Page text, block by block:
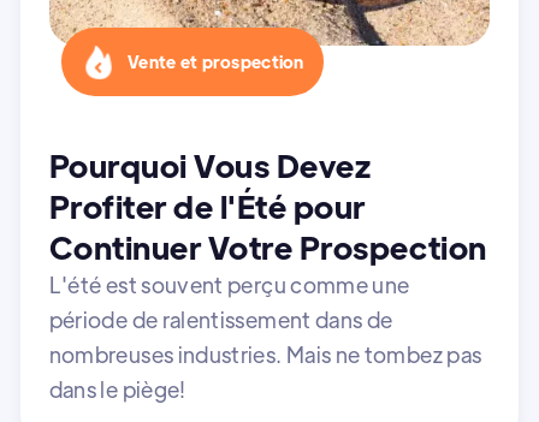
Vente et prospection
Pourquoi Vous Devez
Profiter de l'Été pour
Continuer Votre Prospection
L'été est souvent perçu comme une
période de ralentissement dans de
nombreuses industries. Mais ne tombez pas
dans le piège!